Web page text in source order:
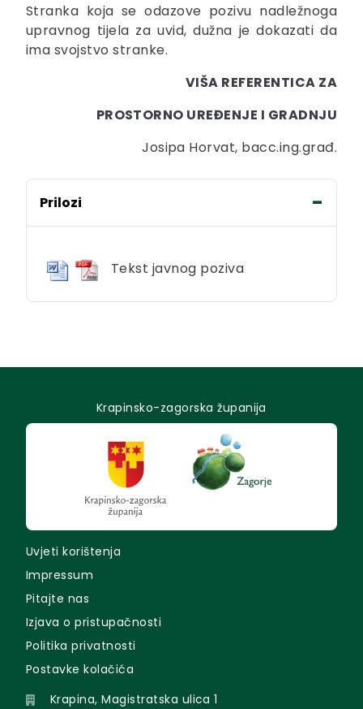
Stranka koja se odazove pozivu nadležnoga
upravnog tijela za uvid, dužna je dokazati da
ima svojstvo stranke.
VIŠA REFERENTICA ZA
PROSTORNO UREĐENJE I GRADNJU
Josipa Horvat, bacc.ing.građ.
Prilozi
Tekst javnog poziva
Krapinsko-zagorska županija
Uvjeti korištenja
Impressum
Pitajte nas
Izjava o pristupačnosti
Politika privatnosti
Postavke kolačića
Krapina, Magistratska ulica 1